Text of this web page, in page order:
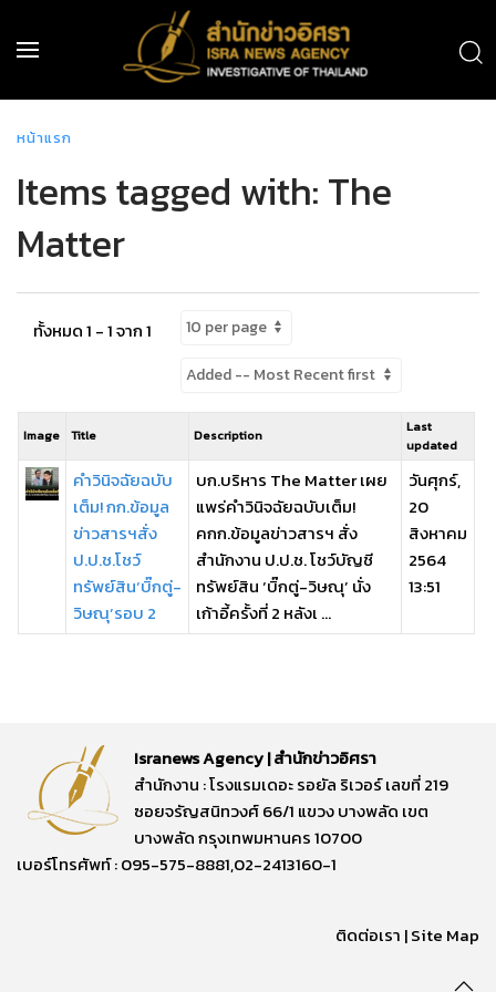
หน้าแรก
Items tagged with: The
Matter
ทั้งหมด 1 - 1 จาก 1
Image Title Description
Last
updated
คำวินิจฉัยฉบับ
เต็ม! กก.ข้อมูล
ข่าวสารฯสั่ง
ป.ป.ช.โชว์
ทรัพย์สิน‘บิ๊กตู่-
วิษณุ’รอบ 2
บก.บริหาร The Matter เผย
แพร่คำวินิจฉัยฉบับเต็ม!
คกก.ข้อมูลข่าวสารฯ สั่ง
สำนักงาน ป.ป.ช. โชว์บัญชี
ทรัพย์สิน ‘บิ๊กตู่-วิษณุ’ นั่ง
เก้าอี้ครั้งที่ 2 หลังเ ...
วันศุกร์,
20
สิงหาคม
2564
13:51
Isranews Agency | สำนักข่าวอิศรา
สำนักงาน : โรงแรมเดอะ รอยัล ริเวอร์ เลขที่ 219
ซอยจรัญสนิทวงศ์ 66/1 แขวง บางพลัด เขต
บางพลัด กรุงเทพมหานคร 10700
เบอร์โทรศัพท์ : 095-575-8881,02-2413160-1
ติดต่อเรา |Site Map